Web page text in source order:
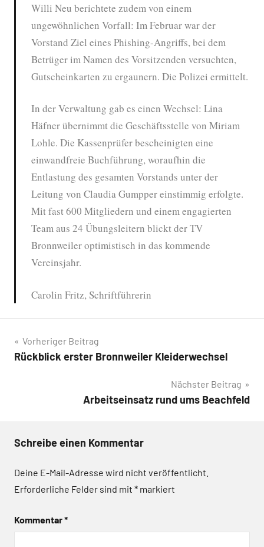
Willi Neu berichtete zudem von einem
ungewöhnlichen Vorfall: Im Februar war der
Vorstand Ziel eines Phishing-Angriffs, bei dem
Betrüger im Namen des Vorsitzenden versuchten,
Gutscheinkarten zu ergaunern. Die Polizei ermittelt.
In der Verwaltung gab es einen Wechsel: Lina
Häfner übernimmt die Geschäftsstelle von Miriam
Lohle. Die Kassenprüfer bescheinigten eine
einwandfreie Buchführung, woraufhin die
Entlastung des gesamten Vorstands unter der
Leitung von Claudia Gumpper einstimmig erfolgte.
Mit fast 600 Mitgliedern und einem engagierten
Team aus 24 Übungsleitern blickt der TV
Bronnweiler optimistisch in das kommende
Vereinsjahr.
Carolin Fritz, Schriftführerin
Beitragsnavigation
Vorheriger Beitrag
Rückblick erster Bronnweiler Kleiderwechsel
Nächster Beitrag
Arbeitseinsatz rund ums Beachfeld
Schreibe einen Kommentar
Deine E-Mail-Adresse wird nicht veröffentlicht.
Erforderliche Felder sind mit * markiert
Kommentar*